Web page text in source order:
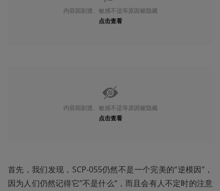
内容因剧透、敏感不适等原因被隐藏
点击查看
内容因剧透、敏感不适等原因被隐藏
点击查看
首先，我们发现，SCP-055仍然不是一个完美的“逆模因”，
因为人们仍然记得它”不是什么“，而且会有人不定时的注意